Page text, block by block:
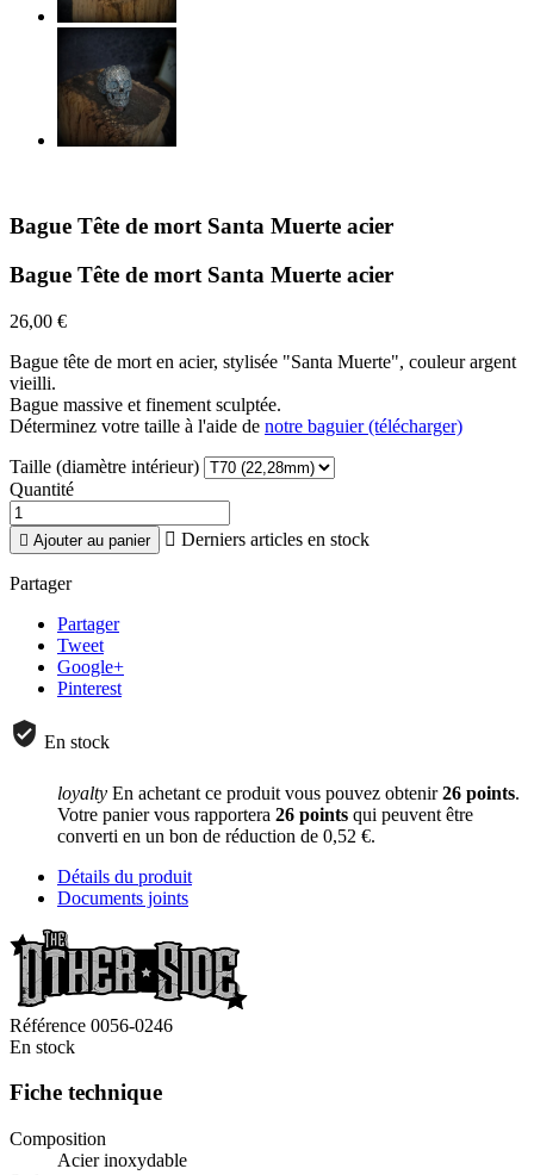
Bague Tête de mort Santa Muerte acier
Bague Tête de mort Santa Muerte acier
26,00 €
Bague tête de mort en acier, stylisée "Santa Muerte", couleur argent
vieilli.
Bague massive et finement sculptée.
Déterminez votre taille à l'aide de notre baguier (télécharger)
Taille (diamètre intérieur)
Quantité
 Ajouter au panier  Derniers articles en stock
Partager
Partager
Tweet
Google+
Pinterest
En stock
loyalty En achetant ce produit vous pouvez obtenir26 points.
Votre panier vous rapportera 26 points qui peuvent être
converti en un bon de réduction de 0,52 €.
Détails du produit
Documents joints
Référence 0056-0246
En stock
Fiche technique
Composition
Acier inoxydable